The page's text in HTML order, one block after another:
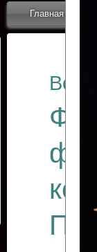
Главная
Все